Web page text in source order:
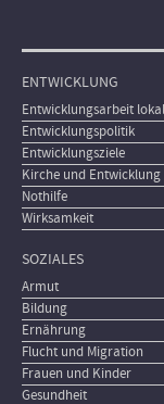
ENTWICKLUNG
Entwicklungsarbeit lokal
Entwicklungspolitik
Entwicklungsziele
Kirche und Entwicklung
Nothilfe
Wirksamkeit
SOZIALES
Armut
Bildung
Ernährung
Flucht und Migration
Frauen und Kinder
Gesundheit